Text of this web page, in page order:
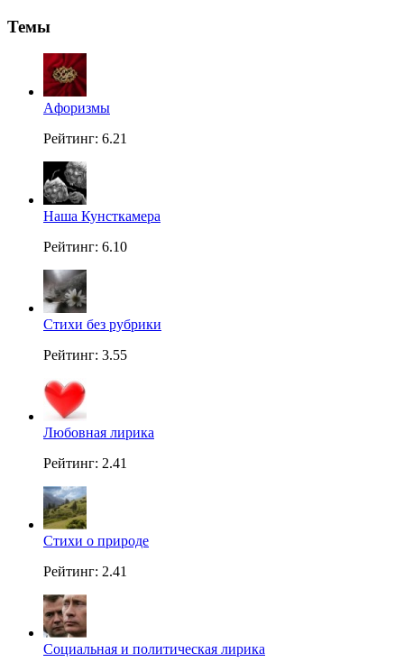
Темы
Aфоризмы
Рейтинг: 6.21
Наша Кунсткамера
Рейтинг: 6.10
Стихи без рубрики
Рейтинг: 3.55
Любовная лирика
Рейтинг: 2.41
Стихи о природе
Рейтинг: 2.41
Социальная и политическая лирика